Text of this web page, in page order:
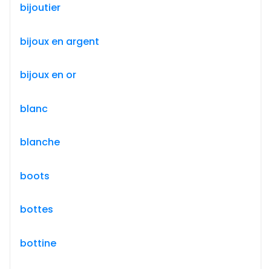
bijoutier
bijoux en argent
bijoux en or
blanc
blanche
boots
bottes
bottine